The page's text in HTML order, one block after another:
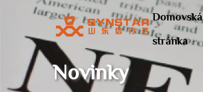
Domovská
stránka
Novinky